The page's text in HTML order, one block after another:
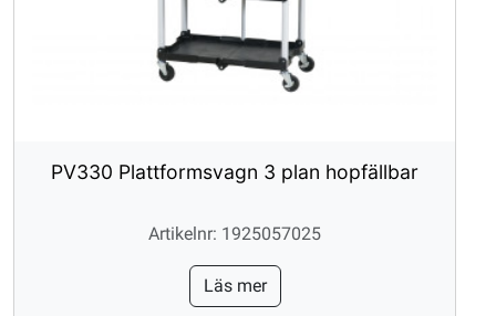
PV330 Plattformsvagn 3 plan hopfällbar
Artikelnr: 1925057025
Läs mer